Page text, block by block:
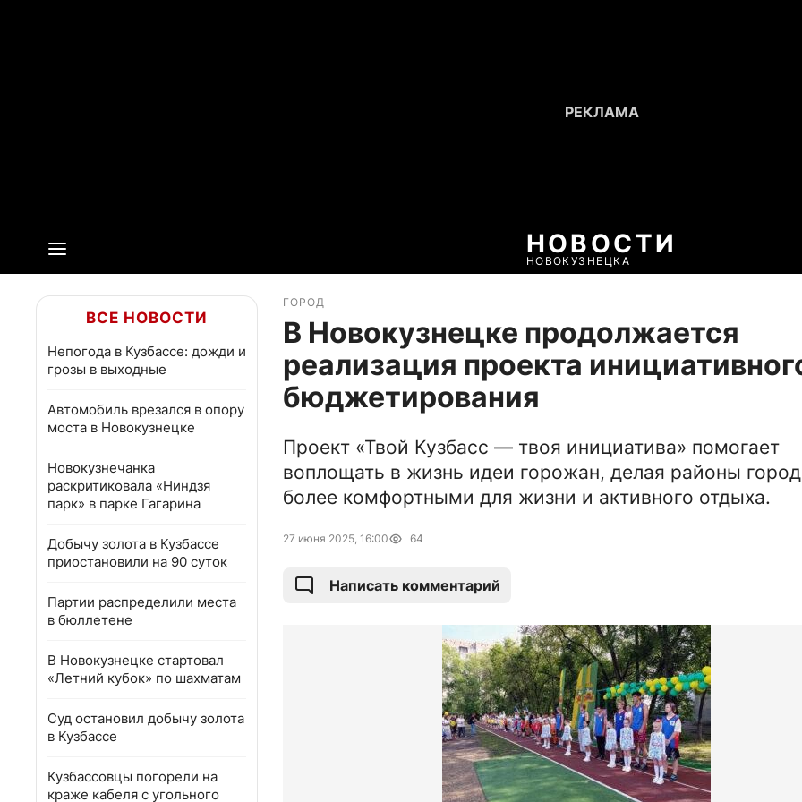
НОВОСТИ
НОВОКУЗНЕЦКА
ВСЕ НОВОСТИ
Непогода в Кузбассе: дожди и
грозы в выходные
Автомобиль врезался в опору
моста в Новокузнецке
Новокузнечанка
раскритиковала «Ниндзя
парк» в парке Гагарина
Добычу золота в Кузбассе
приостановили на 90 суток
Партии распределили места
в бюллетене
В Новокузнецке стартовал
«Летний кубок» по шахматам
Суд остановил добычу золота
в Кузбассе
Кузбассовцы погорели на
краже кабеля с угольного
ГОРОД
В Новокузнецке продолжается
реализация проекта
бюджетирования
Проект «Твой Кузбасс — твоя инициатива» помогает
воплощать в жизнь идеи горожан, делая районы
более комфортными для жизни и активного отдыха.
27 июня 2025, 16:00 64
Написать комментарий